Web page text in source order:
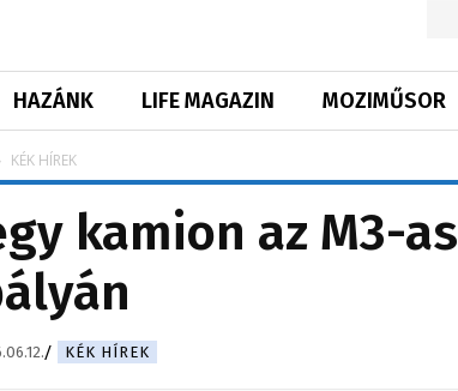
HAZÁNK LIFE MAGAZIN MOZIMŰSOR
KÉK HÍREK
kamion az M3-as
KÉK HÍREK